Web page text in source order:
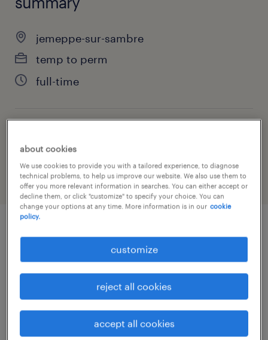
jemeppe-sur-sambre
temp to perm
full-time
construction, trades & mining
job details
Tu es un ouvrier de voirie avec de l’expérience
et tu cherches un nouveau challenge dans un
environnement dynamique ? Le Groupe
Nonet, leader en voirie en Wallonie, t’offre une
about cookies
We use cookies to provide you with a tailored experience, to diagnose
technical problems, to help us improve our website. We also use them to
offer you more relevant information in searches. You can either accept or
decline them, or click "customize" to specify your choice. You can
change your options at any time. More information is in our cookie
policy.
customize
reject all cookies
accept all cookies